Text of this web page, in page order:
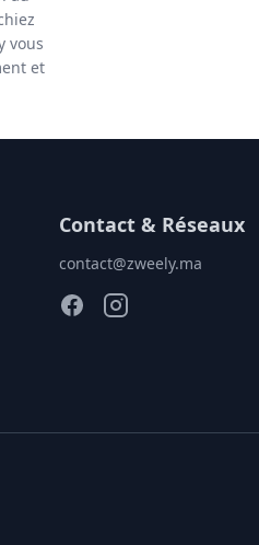
vous
et
Contact & Réseaux
contact@zweely.ma